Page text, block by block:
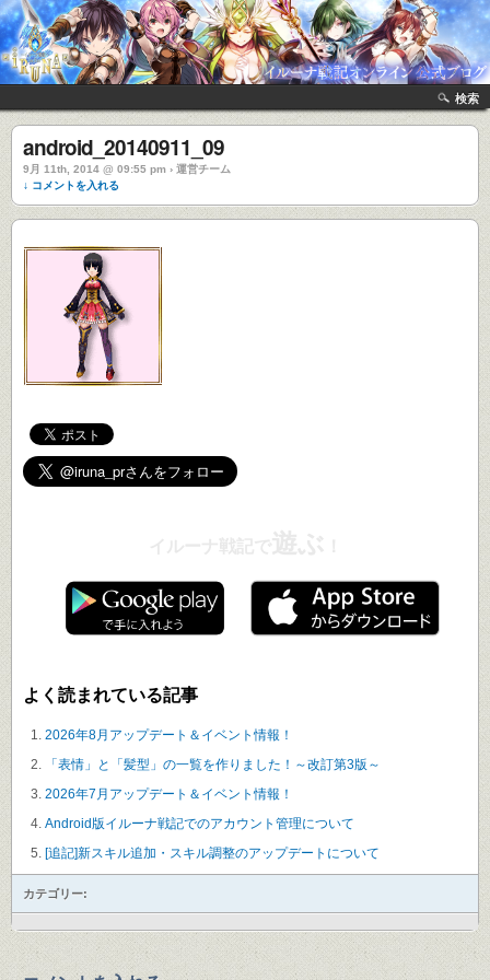
検索
android_20140911_09
9月 11th, 2014 @ 09:55 pm › 運営チーム
↓ コメントを入れる
よく読まれている記事
2026年8月アップデート＆イベント情報！
「表情」と「髪型」の一覧を作りました！～改訂第3版～
2026年7月アップデート＆イベント情報！
Android版イルーナ戦記でのアカウント管理について
[追記]新スキル追加・スキル調整のアップデートについて
カテゴリー: